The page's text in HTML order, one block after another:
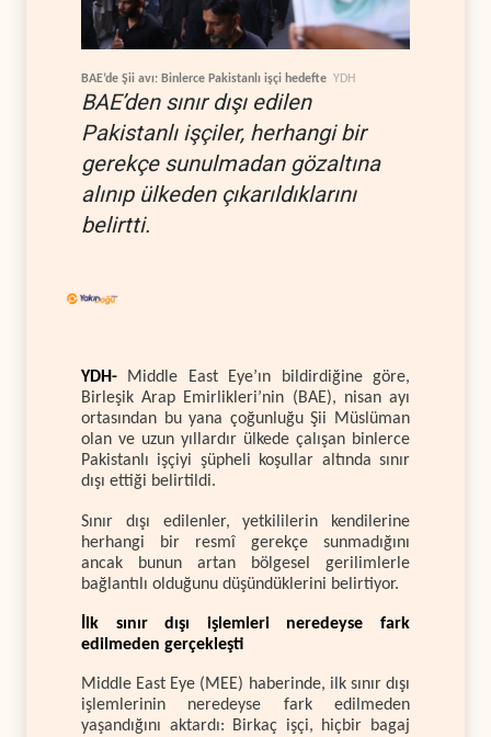
BAE’de Şii avı: Binlerce Pakistanlı işçi hedefte YDH
BAE’den sınır dışı edilen
Pakistanlı işçiler, herhangi bir
gerekçe sunulmadan gözaltına
alınıp ülkeden çıkarıldıklarını
belirtti.
YDH- Middle East Eye’ın bildirdiğine göre,
Birleşik Arap Emirlikleri’nin (BAE), nisan ayı
ortasından bu yana çoğunluğu Şii Müslüman
olan ve uzun yıllardır ülkede çalışan binlerce
Pakistanlı işçiyi şüpheli koşullar altında sınır
dışı ettiği belirtildi.
Sınır dışı edilenler, yetkililerin kendilerine
herhangi bir resmî gerekçe sunmadığını
ancak bunun artan bölgesel gerilimlerle
bağlantılı olduğunu düşündüklerini belirtiyor.
İlk sınır dışı işlemleri neredeyse fark
edilmeden gerçekleşti
Middle East Eye (MEE) haberinde, ilk sınır dışı
işlemlerinin neredeyse fark edilmeden
yaşandığını aktardı: Birkaç işçi, hiçbir bagaj